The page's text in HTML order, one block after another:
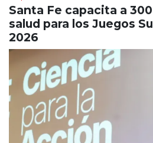
Santa Fe capacita a
salud para los Juegos
2026